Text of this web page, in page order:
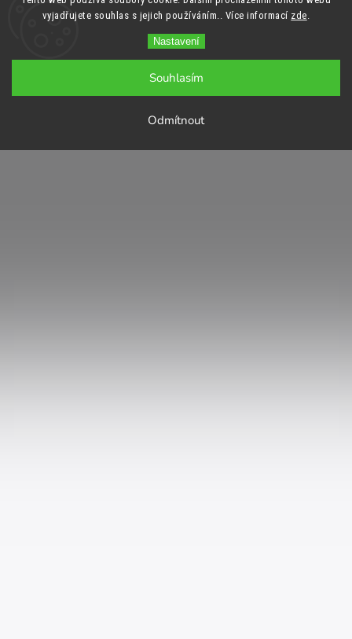
vyjadřujete souhlas s jejich používáním.. Více informací zde.
Nastavení
Odmítnout
Souhlasím